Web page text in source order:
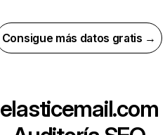
Consigue más datos gratis →
elasticemail.com